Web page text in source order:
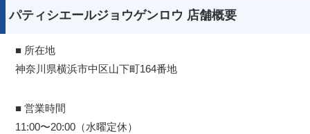
パティシエールジョウゲンロウ 店舗概要
■ 所在地
神奈川県横浜市中区山下町164番地
■ 営業時間
11:00〜20:00（水曜定休）